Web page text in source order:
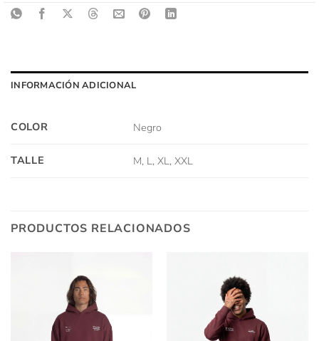
INFORMACIÓN ADICIONAL
COLOR Negro
TALLE M, L, XL, XXL
PRODUCTOS RELACIONADOS